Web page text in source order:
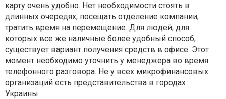
карту очень удобно. Нет необходимости стоять в
длинных очередях, посещать отделение компании,
тратить время на перемещение. Для людей, для
которых все же наличные более удобный способ,
существует вариант получения средств в офисе. Этот
момент необходимо уточнить у менеджера во время
телефонного разговора. Не у всех микрофинансовых
организаций есть представительства в городах
Украины.